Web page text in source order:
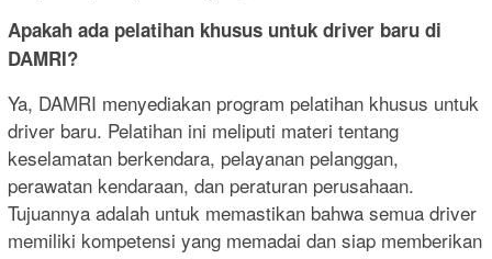
Apakah ada pelatihan khusus untuk driver baru di
DAMRI?
Ya, DAMRI menyediakan program pelatihan khusus untuk
driver baru. Pelatihan ini meliputi materi tentang
keselamatan berkendara, pelayanan pelanggan,
perawatan kendaraan, dan peraturan perusahaan.
Tujuannya adalah untuk memastikan bahwa semua driver
memiliki kompetensi yang memadai dan siap memberikan